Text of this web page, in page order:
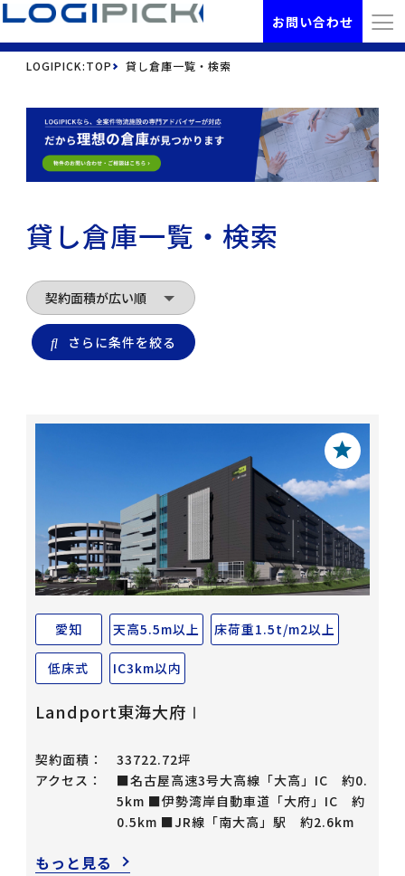
お問い合わせ
LOGIPICK:TOP 貸し倉庫一覧・検索
貸し倉庫一覧・検索
さらに条件を絞る
愛知 天高5.5m以上 床荷重1.5t/m2以上
低床式 IC3km以内
Landport東海大府Ⅰ
契約面積：
33722.72坪
アクセス：
■名古屋高速3号大高線「大高」IC 約0.
5km ■伊勢湾岸自動車道「大府」IC 約
0.5km ■JR線「南大高」駅 約2.6km
もっと見る